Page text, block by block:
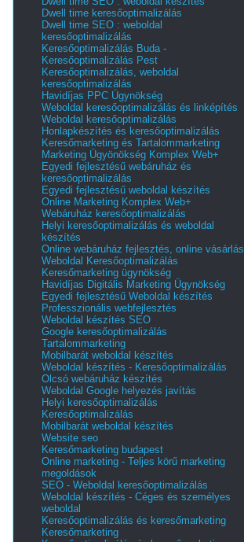
Dwell time keresőoptimalizálás
Dwell time SEO : weboldal
keresőoptimalizálás
Keresőoptimalizálás Buda -
Keresőoptimalizálás Pest
Keresőoptimalizálás, weboldal
keresőoptimalizálás
Havidíjas PPC Ügynökség
Weboldal keresőoptimalizálás és linképítés
Weboldal keresőoptimalizálás
Honlapkészítés és keresőoptimalizálás
Keresőmarketing és Tartalommarketing
Marketing Ügyönökség Komplex Web+
Egyedi fejlesztésű webáruház és
keresőoptimalizálás
Egyedi fejlesztésű weboldal készítés
Online Marketing Komplex Web+
Webáruház keresőoptimalizálás
Helyi keresőoptimalizálás és weboldal
készítés
Online webáruház fejlesztés, online vásárlás
Weboldal Keresőoptimalizálás
Keresőmarketing ügynökség
Havidíjas Digitális Marketing Ügynökség
Egyedi fejlesztésű Weboldal készítés
Professzionális webfejlesztés
Weboldal készítés SEO
Google keresőoptimalizálás
Tartalommarketing
Mobilbarát weboldal készítés
Weboldal készítés - Keresőoptimalizálás
Olcsó webáruház készítés
Weboldal Google helyezés javítás
Helyi keresőoptimalizálás
Keresőoptimalizálás
Mobilbarát weboldal készítés
Website seo
Keresőmarketing budapest
Online marketing - Teljes körű marketing
megoldások
SEO - Weboldal keresőoptimalizálás
Weboldal készítés - Céges és személyes
weboldal
Keresőoptimalizálás és keresőmarketing
Keresőmarketing